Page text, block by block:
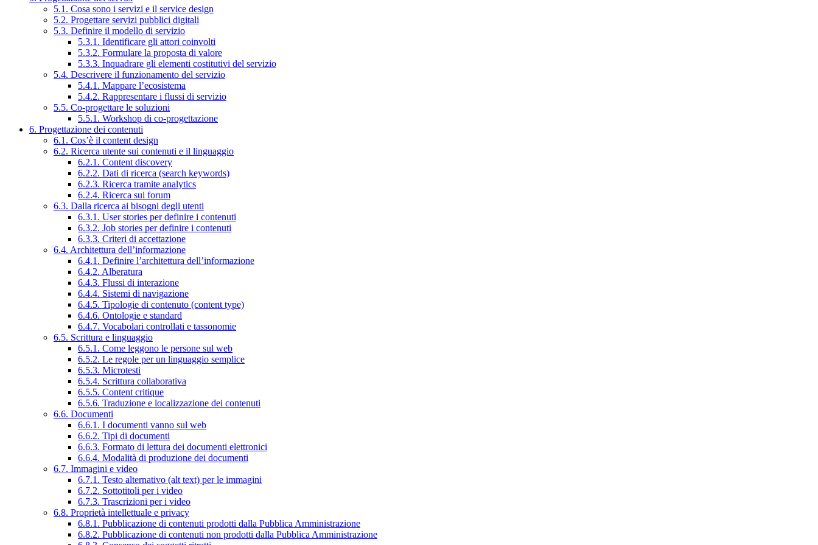
5.1. Cosa sono i servizi e il service design
5.2. Progettare servizi pubblici digitali
5.3. Definire il modello di servizio
5.3.1. Identificare gli attori coinvolti
5.3.2. Formulare la proposta di valore
5.3.3. Inquadrare gli elementi costitutivi del servizio
5.4. Descrivere il funzionamento del servizio
5.4.1. Mappare l’ecosistema
5.4.2. Rappresentare i flussi di servizio
5.5. Co-progettare le soluzioni
5.5.1. Workshop di co-progettazione
6. Progettazione dei contenuti
6.1. Cos’è il content design
6.2. Ricerca utente sui contenuti e il linguaggio
6.2.1. Content discovery
6.2.2. Dati di ricerca (search keywords)
6.2.3. Ricerca tramite analytics
6.2.4. Ricerca sui forum
6.3. Dalla ricerca ai bisogni degli utenti
6.3.1. User stories per definire i contenuti
6.3.2. Job stories per definire i contenuti
6.3.3. Criteri di accettazione
6.4. Architettura dell’informazione
6.4.1. Definire l’architettura dell’informazione
6.4.2. Alberatura
6.4.3. Flussi di interazione
6.4.4. Sistemi di navigazione
6.4.5. Tipologie di contenuto (content type)
6.4.6. Ontologie e standard
6.4.7. Vocabolari controllati e tassonomie
6.5. Scrittura e linguaggio
6.5.1. Come leggono le persone sul web
6.5.2. Le regole per un linguaggio semplice
6.5.3. Microtesti
6.5.4. Scrittura collaborativa
6.5.5. Content critique
6.5.6. Traduzione e localizzazione dei contenuti
6.6. Documenti
6.6.1. I documenti vanno sul web
6.6.2. Tipi di documenti
6.6.3. Formato di lettura dei documenti elettronici
6.6.4. Modalità di produzione dei documenti
6.7. Immagini e video
6.7.1. Testo alternativo (alt text) per le immagini
6.7.2. Sottotitoli per i video
6.7.3. Trascrizioni per i video
6.8. Proprietà intellettuale e privacy
6.8.1. Pubblicazione di contenuti prodotti dalla Pubblica Amministrazione
6.8.2. Pubblicazione di contenuti non prodotti dalla Pubblica Amministrazione